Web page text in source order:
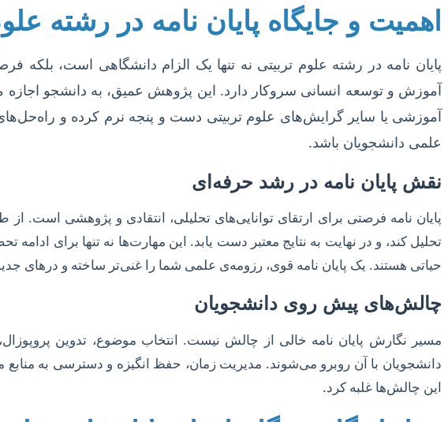
اهمیت و جایگاه پایان نامه در رشته
پایان نامه در رشته علوم تربیتی نه تنها یک الزام دانشگاهی است،
آموزش و توسعه انسانی سروکار دارد. این پژوهش عمیق، به دانشجو
آموزشی یا سایر گرایش‌های علوم تربیتی دست و پنجه نرم کرده و راه‌حل‌های
علمی دانشجویان باشد.
نقش پایان نامه در رشد حرفه‌ای
پایان نامه فرصتی برای ارتقای توانایی‌های تحلیلی، انتقادی و پژوهشی است.
تحلیل کند، و در نهایت به نتایج معتبر دست یابد. این مهارت‌ها نه تنها برای
حیاتی هستند. یک پایان نامه قوی، رزومه‌ی علمی شما را غنی‌تر ساخته و
چالش‌های پیش روی دانشجویان
مسیر نگارش پایان نامه خالی از چالش نیست. انتخاب موضوع، تدوین
دانشجویان با آن روبرو می‌شوند. مدیریت زمان، حفظ انگیزه و دسترسی به منابع
این چالش‌ها غلبه کرد.